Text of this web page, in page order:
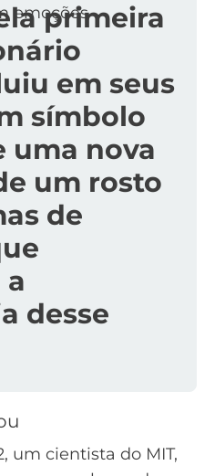
primeira
em seus
símbolo
uma nova
um rosto
de
desse
um cientista do MIT,